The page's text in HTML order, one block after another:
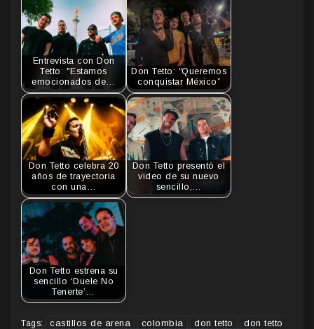
Entrevista con Don
Tetto: "Estamos
emocionados de…
Don Tetto: “Queremos
conquistar México”
Don Tetto celebra 20
años de trayectoria
con una…
Don Tetto presentó el
video de su nuevo
sencillo,…
Don Tetto estrena su
sencillo ‘Duele No
Tenerte’…
Tags: castillos de arena colombia don tetto
don tetto